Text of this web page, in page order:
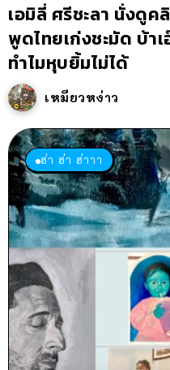
เอมิลี่ ศรีชะลา นั่งดูค
พูดไทยเก่งชะมัด บ้าเ
ทำไมหุบยิ้มไม่ได้
เหมียวหง่าว
ฮ่า ฮ่า ฮ่าาา